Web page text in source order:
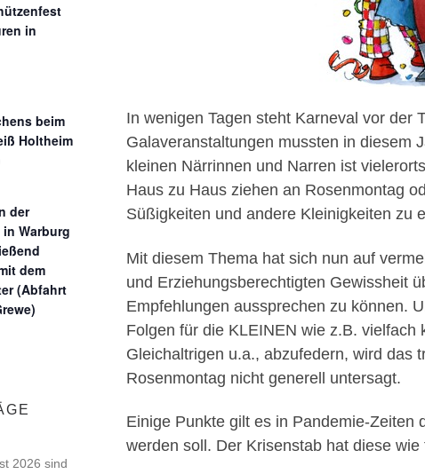
In wenigen Tagen steht Karneval vor der
Galaveranstaltungen mussten in diesem
kleinen Närrinnen und Narren ist
Haus zu Haus ziehen an Rosenmontag
Süßigkeiten und andere Kleinigkeiten zu
Mit diesem Thema hat sich nun auf
und Erziehungsberechtigten Gewissheit
Empfehlungen aussprechen zu können.
Folgen für die KLEINEN wie z.B.
Gleichaltrigen u.a., abzufedern, wird das
Rosenmontag nicht generell untersagt.
Einige Punkte gilt es in Pandemie-Zeiten
werden soll. Der Krisenstab hat diese
in
beim
Holtheim
der
Warburg
dem
(Abfahrt
2026 sind